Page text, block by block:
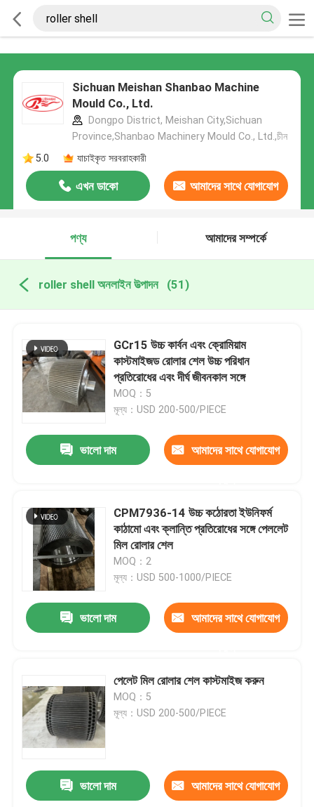
Sichuan Meishan Shanbao Machine
Mould Co., Ltd.
Dongpo District, Meishan City,Sichuan
Province,Shanbao Machinery Mould Co., Ltd.,চীন
5.0
যাচাইকৃত সরবরাহকারী
এখন ডাকো আমাদের সাথে যোগাযোগ
পণ্য
আমাদের সম্পর্কে
roller shell অনলাইন উত্পাদন (51)
GCr15 উচ্চ কার্বন এবং ক্রোমিয়াম
কাস্টমাইজড রোলার শেল উচ্চ পরিধান
প্রতিরোধের এবং দীর্ঘ জীবনকাল সঙ্গে
MOQ：5
মূল্য：USD 200-500/PIECE
ভালো দাম আমাদের সাথে যোগাযোগ
CPM7936-14 উচ্চ কঠোরতা ইউনিফর্ম
কাঠামো এবং ক্লান্তি প্রতিরোধের সঙ্গে পেললেট
মিল রোলার শেল
MOQ：2
মূল্য：USD 500-1000/PIECE
ভালো দাম আমাদের সাথে যোগাযোগ
পেলেট মিল রোলার শেল কাস্টমাইজ করুন
MOQ：5
মূল্য：USD 200-500/PIECE
ভালো দাম আমাদের সাথে যোগাযোগ